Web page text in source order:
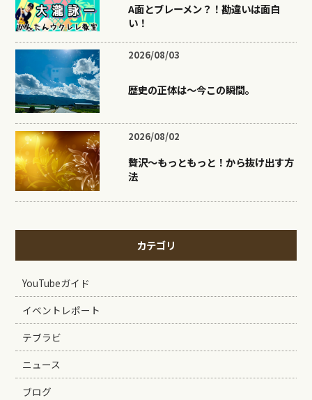
A面とブレーメン？！勘違いは面白
い！
2026/08/03
歴史の正体は〜今この瞬間。
2026/08/02
贅沢〜もっともっと！から抜け出す方
法
カテゴリ
YouTubeガイド
イベントレポート
テブラビ
ニュース
ブログ